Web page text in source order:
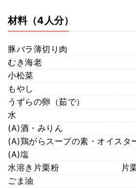
材料（4人分）
豚バラ薄切り肉
むき海老
小松菜
もやし
うずらの卵（茹で）
水
(A)酒・みりん
(A)鶏がらスープの素・オイスタ
(A)塩
水溶き片栗粉
片
ごま油